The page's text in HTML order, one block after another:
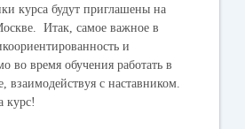
курса будут приглашены на
Итак, самое важное в
и
во время обучения работать в
взаимодействуя с наставником.
курс!